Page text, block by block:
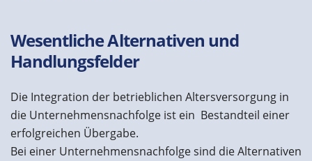
Wesentliche Alternativen und
Handlungsfelder
Die Integration der betrieblichen Altersversorgung in
die Unternehmensnachfolge ist ein Bestandteil einer
erfolgreichen Übergabe.
Bei einer Unternehmensnachfolge sind die Alternativen